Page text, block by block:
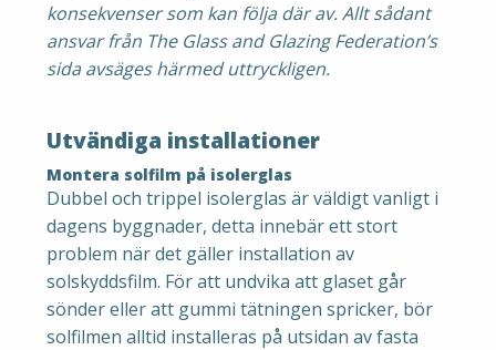
konsekvenser som kan följa där av. Allt sådant
ansvar från The Glass and Glazing Federation’s
sida avsäges härmed uttryckligen.
Utvändiga installationer
Montera solfilm på isolerglas
Dubbel och trippel isolerglas är väldigt vanligt i
dagens byggnader, detta innebär ett stort
problem när det gäller installation av
solskyddsfilm. För att undvika att glaset går
sönder eller att gummi tätningen spricker, bör
solfilmen alltid installeras på utsidan av fasta